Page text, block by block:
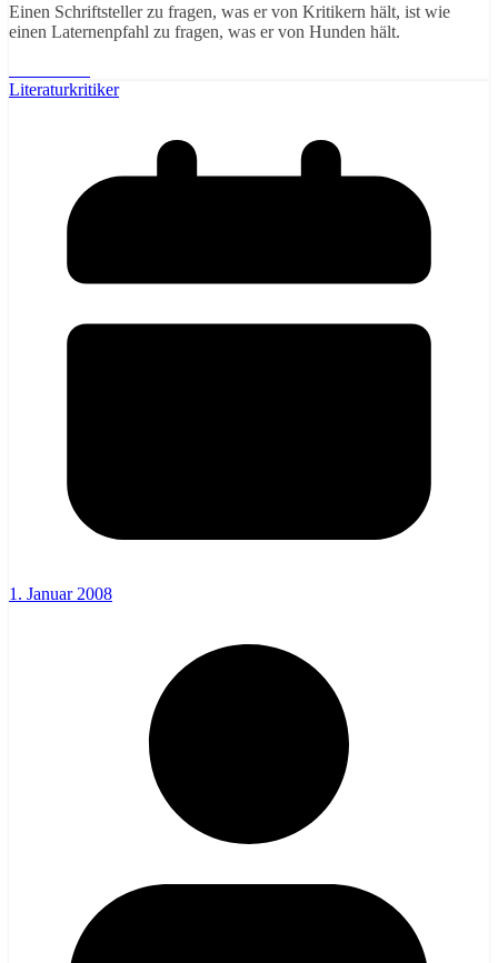
Einen Schriftsteller zu fragen, was er von Kritikern hält, ist wie
einen Laternenpfahl zu fragen, was er von Hunden hält.
Literaturkritiker
1. Januar 2008